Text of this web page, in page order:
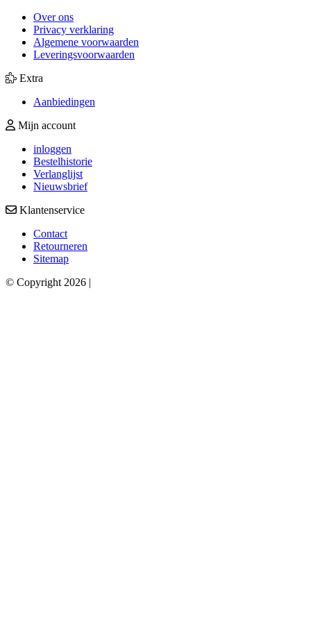
Over ons
Privacy verklaring
Algemene voorwaarden
Leveringsvoorwaarden
Extra
Aanbiedingen
Mijn account
inloggen
Bestelhistorie
Verlanglijst
Nieuwsbrief
Klantenservice
Contact
Retourneren
Sitemap
© Copyright 2026 |